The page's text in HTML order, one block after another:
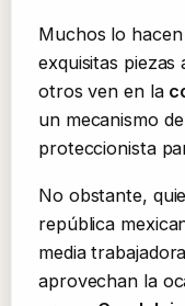
Muchos lo
exquisitas piezas
otros ven en la
un mecanismo
proteccionista
No obstante,
república
media
aprovechan la